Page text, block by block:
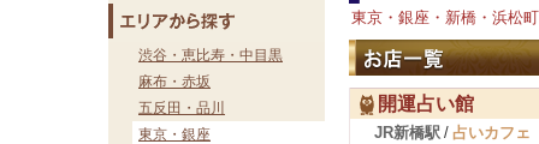
渋谷・恵比寿・中目黒
麻布・赤坂
五反田・品川
東京・銀座
東京・銀座・新橋・浜松
開運占い館
JR新橋駅 / 占いカフェ